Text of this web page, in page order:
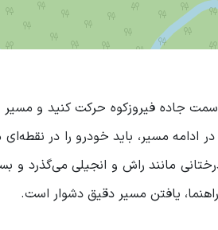
سمت جاده فیروزکوه حرکت کنید و
ادامه مسیر، باید خودرو را در
مانند راش و انجیلی می‌گذرد و
یافتن مسیر دقیق دشوار است.